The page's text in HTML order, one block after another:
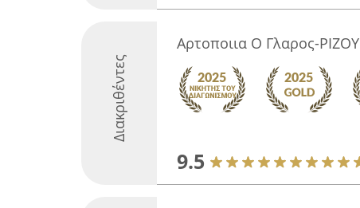
Διακριθέντες
Αρτοποιια Ο Γλαρος-ΡΙΖΟΥ
9.5